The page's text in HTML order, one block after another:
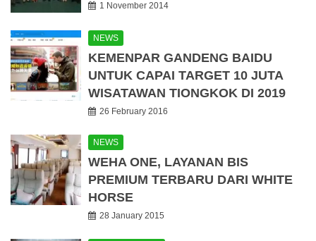
1 November 2014
NEWS
KEMENPAR GANDENG BAIDU
UNTUK CAPAI TARGET 10 JUTA
WISATAWAN TIONGKOK DI 2019
26 February 2016
NEWS
WEHA ONE, LAYANAN BIS
PREMIUM TERBARU DARI WHITE
HORSE
28 January 2015